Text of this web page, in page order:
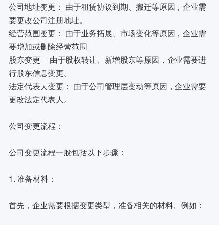
公司地址变更： 由于租赁协议到期、搬迁等原因，企业需
要更改公司注册地址。
经营范围变更： 由于业务拓展、市场变化等原因，企业需
要增加或删除经营范围。
股东变更： 由于股权转让、新增股东等原因，企业需要进
行股东信息变更。
法定代表人变更： 由于公司管理层变动等原因，企业需要
更改法定代表人。
公司变更流程：
公司变更流程一般包括以下步骤：
1. 准备材料：
首先，企业需要根据变更类型，准备相关的材料。例如：